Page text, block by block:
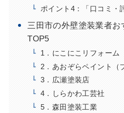
ポイント4：「口コミ・
三田市の外壁塗装業者お
TOP5
1．にこにこリフォーム
2．あおぞらペイント（
3．広瀬塗装店
4．しらかわ工芸社
5．森田塗装工業